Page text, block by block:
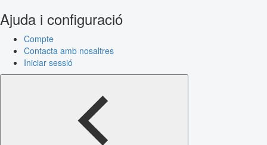
Ajuda i configuració
Compte
Contacta amb nosaltres
Iniciar sessió